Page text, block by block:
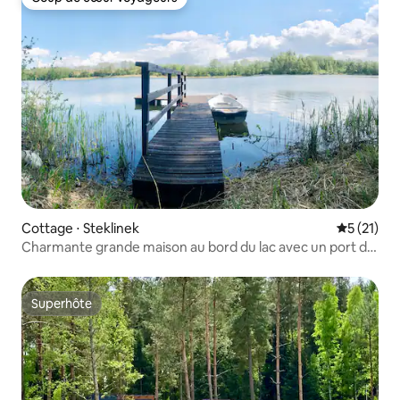
Coup de cœur voyageurs
Cottage ⋅ Steklinek
5 (21)
Charmante grande maison au bord du lac avec un port de
Superhôte
Superhôte